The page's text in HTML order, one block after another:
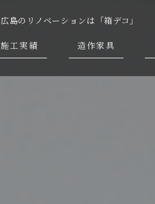
広島のリノベーションは「箱デコ」
施工実績 造作家具